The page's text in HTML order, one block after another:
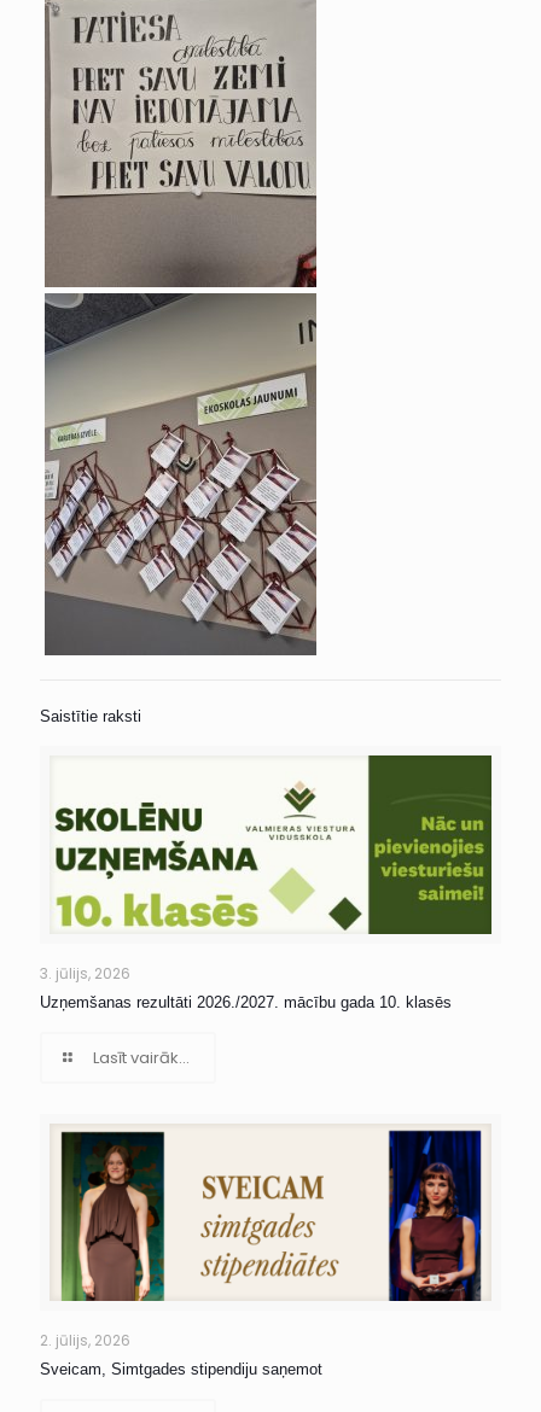
Saistītie raksti
3. jūlijs, 2026
Uzņemšanas rezultāti 2026./2027. mācību gada 10. klasēs
Lasīt vairāk...
2. jūlijs, 2026
Sveicam, Simtgades stipendiju saņemot